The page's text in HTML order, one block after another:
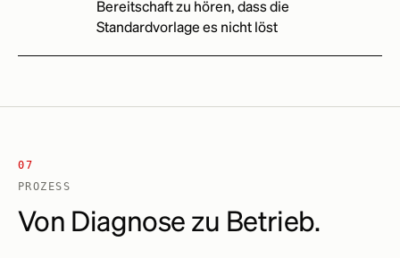
Bereitschaft zu hören, dass die
Standardvorlage es nicht löst
07
PROZESS
Von Diagnose zu Betrieb.